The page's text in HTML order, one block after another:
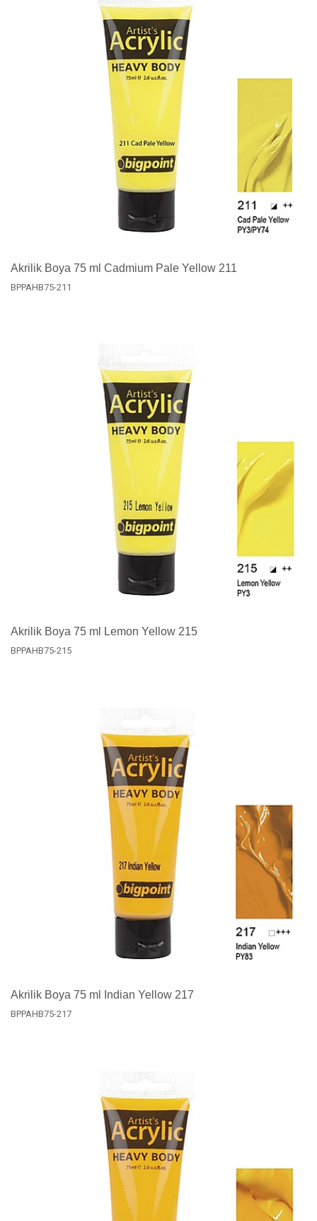
Akrilik Boya 75 ml Cadmium Pale Yellow 211
BPPAHB75-211
Akrilik Boya 75 ml Lemon Yellow 215
BPPAHB75-215
Akrilik Boya 75 ml Indian Yellow 217
BPPAHB75-217